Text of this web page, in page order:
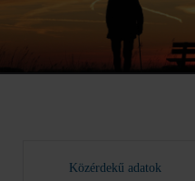
Közérdekű adatok